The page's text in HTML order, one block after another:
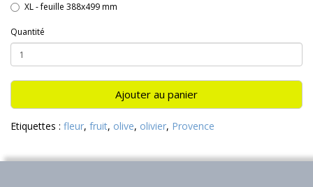
XL - feuille 388x499 mm
Quantité
Ajouter au panier
Etiquettes : fleur, fruit, olive, olivier, Provence